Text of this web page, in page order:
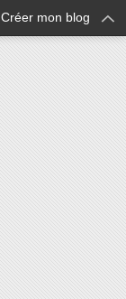
Créer mon blog